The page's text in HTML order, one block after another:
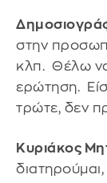
στην
κλπ. Θέλω
ερώτηση.
τρώτε, δεν
Κυριάκος